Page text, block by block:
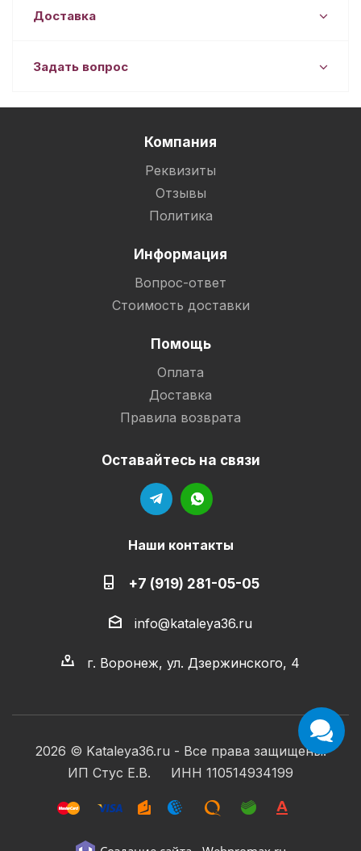
Доставка
Задать вопрос
Компания
Реквизиты
Отзывы
Политика
Информация
Вопрос-ответ
Стоимость доставки
Помощь
Оплата
Доставка
Правила возврата
Оставайтесь на связи
Наши контакты
+7 (919) 281-05-05
info@kataleya36.ru
г. Воронеж, ул. Дзержинского, 4
2026 © Kataleya36.ru - Все права защищены.
ИП Стус Е.В. ИНН 110514934199